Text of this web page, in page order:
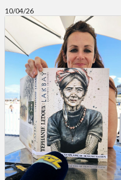
10/04/26